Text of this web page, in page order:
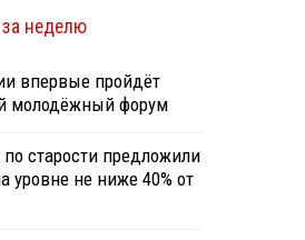
за неделю
впервые пройдёт
молодёжный форум
старости предложили
уровне не ниже 40% от